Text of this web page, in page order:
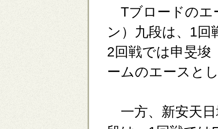
Tブロードのエ
ン）九段は、1回
2回戦では申旻埈
ームのエースと
一方、新安天日